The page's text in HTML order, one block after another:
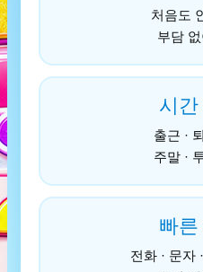
처음도
부담
시
출근 ·
주말 ·
빠
전화 · 문자